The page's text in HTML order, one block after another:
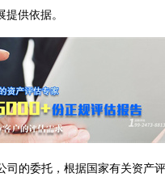
供依据。
司的委托，根据国家有关资产评